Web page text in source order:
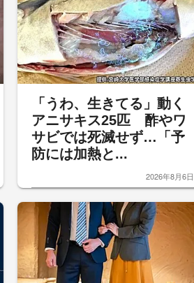
「うわ、生きてる」動く
アニサキス25匹 酢やワ
サビでは死滅せず…「予
防には加熱と...
2026年8月6日